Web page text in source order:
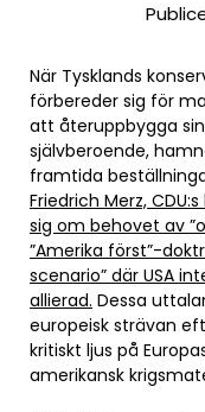
När Tysklands
förbereder sig för
att återuppbygga
självberoende,
framtida
Friedrich Merz,
sig om behovet av
”Amerika först”-
scenario” där USA
allierad. Dessa
europeisk strävan
kritiskt ljus på
amerikansk